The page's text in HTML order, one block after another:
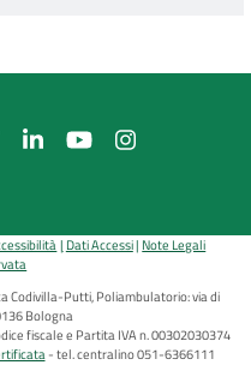
Dati Accessi Note Legali
Codivilla-Putti, Poliambulatorio: via di
Bologna
fiscale e Partita IVA n. 00302030374
tel. centralino 051-6366111